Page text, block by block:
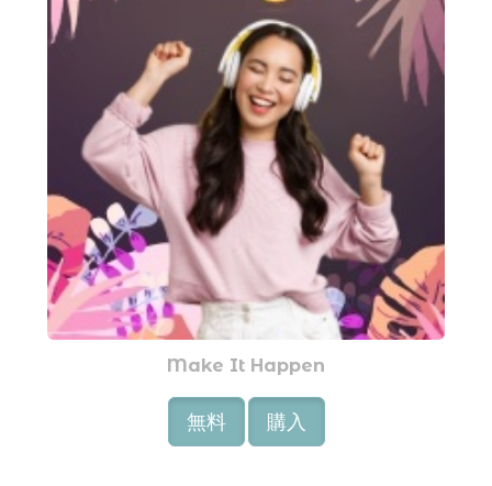
Make It Happen
無料 購入